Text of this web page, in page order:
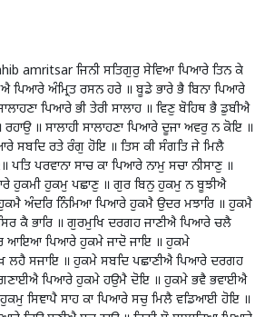
amritsar ਜਿਨੀ ਸਤਿਗੁਰੁ ਸੇਵਿਆ ਪਿਆਰੇ ਤਿਨ ਕੇ
ਪਿਆਰੇ ਅੰਮ੍ਰਿਤ ਰਸਨ ਹਰੇ ॥ ਬੂਡੇ ਭਾਰੇ ਭੈ ਬਿਨਾ ਪਿਆਰੇ
ਪਿਆਰੇ ਭੀ ਤੇਰੀ ਸਾਲਾਹ ॥ ਵਿਣੁ ਬੋਹਿਥ ਭੈ ਡੁਬੀਐ
॥ ਸਾਲਾਹੀ ਸਾਲਾਹਣਾ ਪਿਆਰੇ ਦੂਜਾ ਅਵਰੁ ਨ ਕੋਇ ॥
ਸਬਦਿ ਰਤੇ ਰੰਗੁ ਹੋਇ ॥ ਤਿਸ ਕੀ ਸੰਗਤਿ ਜੇ ਮਿਲੈ
ਪਰਵਾਨਾ ਸਾਚ ਕਾ ਪਿਆਰੇ ਨਾਮੁ ਸਚਾ ਨੀਸਾਣੁ ॥
ਹੁਕਮੀ ਹੁਕਮੁ ਪਛਾਣੁ ॥ ਗੁਰ ਬਿਨੁ ਹੁਕਮੁ ਨ ਬੂਝੀਐ
ਅੰਦਰਿ ਨਿੰਮਿਆ ਪਿਆਰੇ ਹੁਕਮੈ ਉਦਰ ਮਝਾਰਿ ॥ ਹੁਕਮੈ
ਕੈ ਭਾਰਿ ॥ ਗੁਰਮੁਖਿ ਦਰਗਹ ਜਾਣੀਐ ਪਿਆਰੇ ਚਲੈ
ਆਇਆ ਪਿਆਰੇ ਹੁਕਮੇ ਜਾਦੋ ਜਾਇ ॥ ਹੁਕਮੇ
ਲਹੈ ਸਜਾਇ ॥ ਹੁਕਮੇ ਸਬਦਿ ਪਛਾਣੀਐ ਪਿਆਰੇ ਦਰਗਹ
ਪਿਆਰੇ ਹੁਕਮੇ ਹਉਮੈ ਦੋਇ ॥ ਹੁਕਮੇ ਭਵੈ ਭਵਾਈਐ
ਸਿਞਾਪੈ ਸਾਹ ਕਾ ਪਿਆਰੇ ਸਚੁ ਮਿਲੈ ਵਡਿਆਈ ਹੋਇ ॥